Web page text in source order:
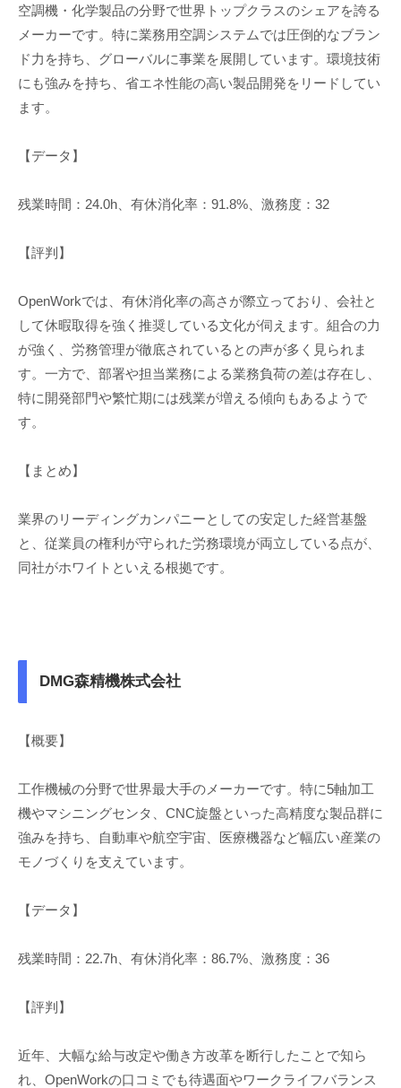
空調機・化学製品の分野で世界トップクラスのシェアを誇る
メーカーです。特に業務用空調システムでは圧倒的なブラン
ド力を持ち、グローバルに事業を展開しています。環境技術
にも強みを持ち、省エネ性能の高い製品開発をリードしてい
ます。
【データ】
残業時間：24.0h、有休消化率：91.8%、激務度：32
【評判】
OpenWorkでは、有休消化率の高さが際立っており、会社と
して休暇取得を強く推奨している文化が伺えます。組合の力
が強く、労務管理が徹底されているとの声が多く見られま
す。一方で、部署や担当業務による業務負荷の差は存在し、
特に開発部門や繁忙期には残業が増える傾向もあるようで
す。
【まとめ】
業界のリーディングカンパニーとしての安定した経営基盤
と、従業員の権利が守られた労務環境が両立している点が、
同社がホワイトといえる根拠です。
DMG森精機株式会社
【概要】
工作機械の分野で世界最大手のメーカーです。特に5軸加工
機やマシニングセンタ、CNC旋盤といった高精度な製品群に
強みを持ち、自動車や航空宇宙、医療機器など幅広い産業の
モノづくりを支えています。
【データ】
残業時間：22.7h、有休消化率：86.7%、激務度：36
【評判】
近年、大幅な給与改定や働き方改革を断行したことで知ら
れ、OpenWorkの口コミでも待遇面やワークライフバランス